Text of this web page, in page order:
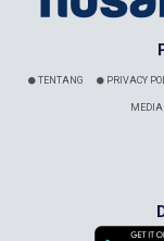
TENTANG PRIVACY
MEDIA